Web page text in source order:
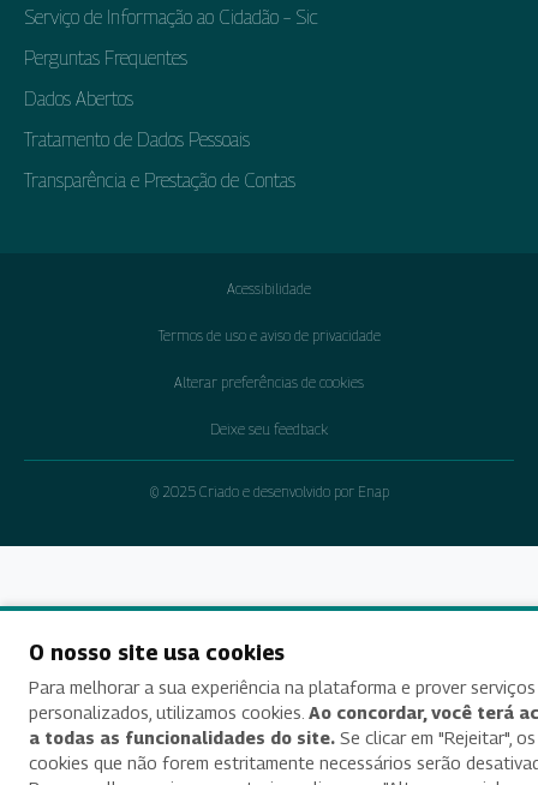
Serviço de Informação ao Cidadão – Sic
Perguntas Frequentes
Dados Abertos
Tratamento de Dados Pessoais
Transparência e Prestação de Contas
Acessibilidade
Termos de uso e aviso de privacidade
Alterar preferências de cookies
Deixe seu feedback
© 2025 Criado e desenvolvido por Enap
O nosso site usa cookies
Para melhorar a sua experiência na plataforma e prover serviços
personalizados, utilizamos cookies. Ao concordar, você terá
a todas as funcionalidades do site. Se clicar em "Rejeitar", os
cookies que não forem estritamente necessários serão